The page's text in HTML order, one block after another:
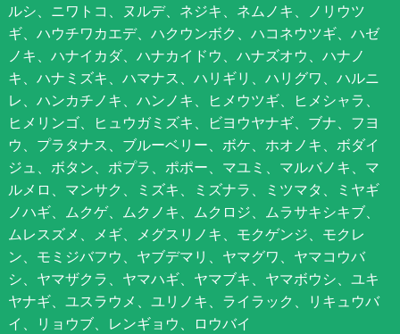
ルシ、ニワトコ、ヌルデ、ネジキ、ネムノキ、ノリウツ
ギ、ハウチワカエデ、ハクウンボク、ハコネウツギ、ハゼ
ノキ、ハナイカダ、ハナカイドウ、ハナズオウ、ハナノ
キ、ハナミズキ、ハマナス、ハリギリ、ハリグワ、ハルニ
レ、ハンカチノキ、ハンノキ、ヒメウツギ、ヒメシャラ、
ヒメリンゴ、ヒュウガミズキ、ビヨウヤナギ、ブナ、フヨ
ウ、プラタナス、ブルーベリー、ボケ、ホオノキ、ボダイ
ジュ、ボタン、ポプラ、ポポー、マユミ、マルバノキ、マ
ルメロ、マンサク、ミズキ、ミズナラ、ミツマタ、ミヤギ
ノハギ、ムクゲ、ムクノキ、ムクロジ、ムラサキシキブ、
ムレスズメ、メギ、メグスリノキ、モクゲンジ、モクレ
ン、モミジバフウ、ヤブデマリ、ヤマグワ、ヤマコウバ
シ、ヤマザクラ、ヤマハギ、ヤマブキ、ヤマボウシ、ユキ
ヤナギ、ユスラウメ、ユリノキ、ライラック、リキュウバ
イ、リョウブ、レンギョウ、ロウバイ